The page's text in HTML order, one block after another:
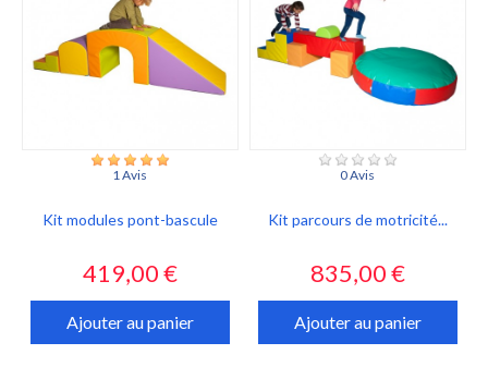
1 Avis
Kit modules pont-bascule
Prix
419,00 €
Ajouter au panier
0 Avis
Kit parcours de motricité...
Prix
835,00 €
Ajouter au panier